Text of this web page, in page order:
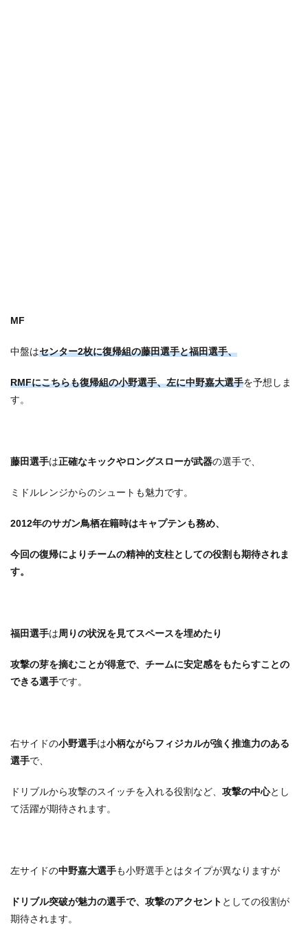
MF
中盤はセンター2枚に復帰組の藤田選手と福田選手、
RMFにこちらも復帰組の小野選手、左に中野嘉大選手を予想しま
す。
藤田選手は正確なキックやロングスローが武器の選手で、
ミドルレンジからのシュートも魅力です。
2012年のサガン鳥栖在籍時はキャプテンも務め、
今回の復帰によりチームの精神的支柱としての役割も期待されま
す。
福田選手は周りの状況を見てスペースを埋めたり
攻撃の芽を摘むことが得意で、 チームに安定感をもたらすことの
できる選手です。
右サイドの小野選手は小柄ながらフィジカルが強く推進力のある
選手で、
ドリブルから攻撃のスイッチを入れる役割など、 攻撃の中心とし
て活躍が期待されます。
左サイドの中野嘉大選手も小野選手とはタイプが異なりますが
ドリブル突破が魅力の選手で、 攻撃のアクセント としての役割が
期待されます。